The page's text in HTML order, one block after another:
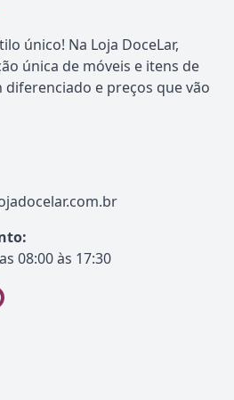
único! Na Loja DoceLar,
única de móveis e itens de
e preços que vão
08:00 às 17:30